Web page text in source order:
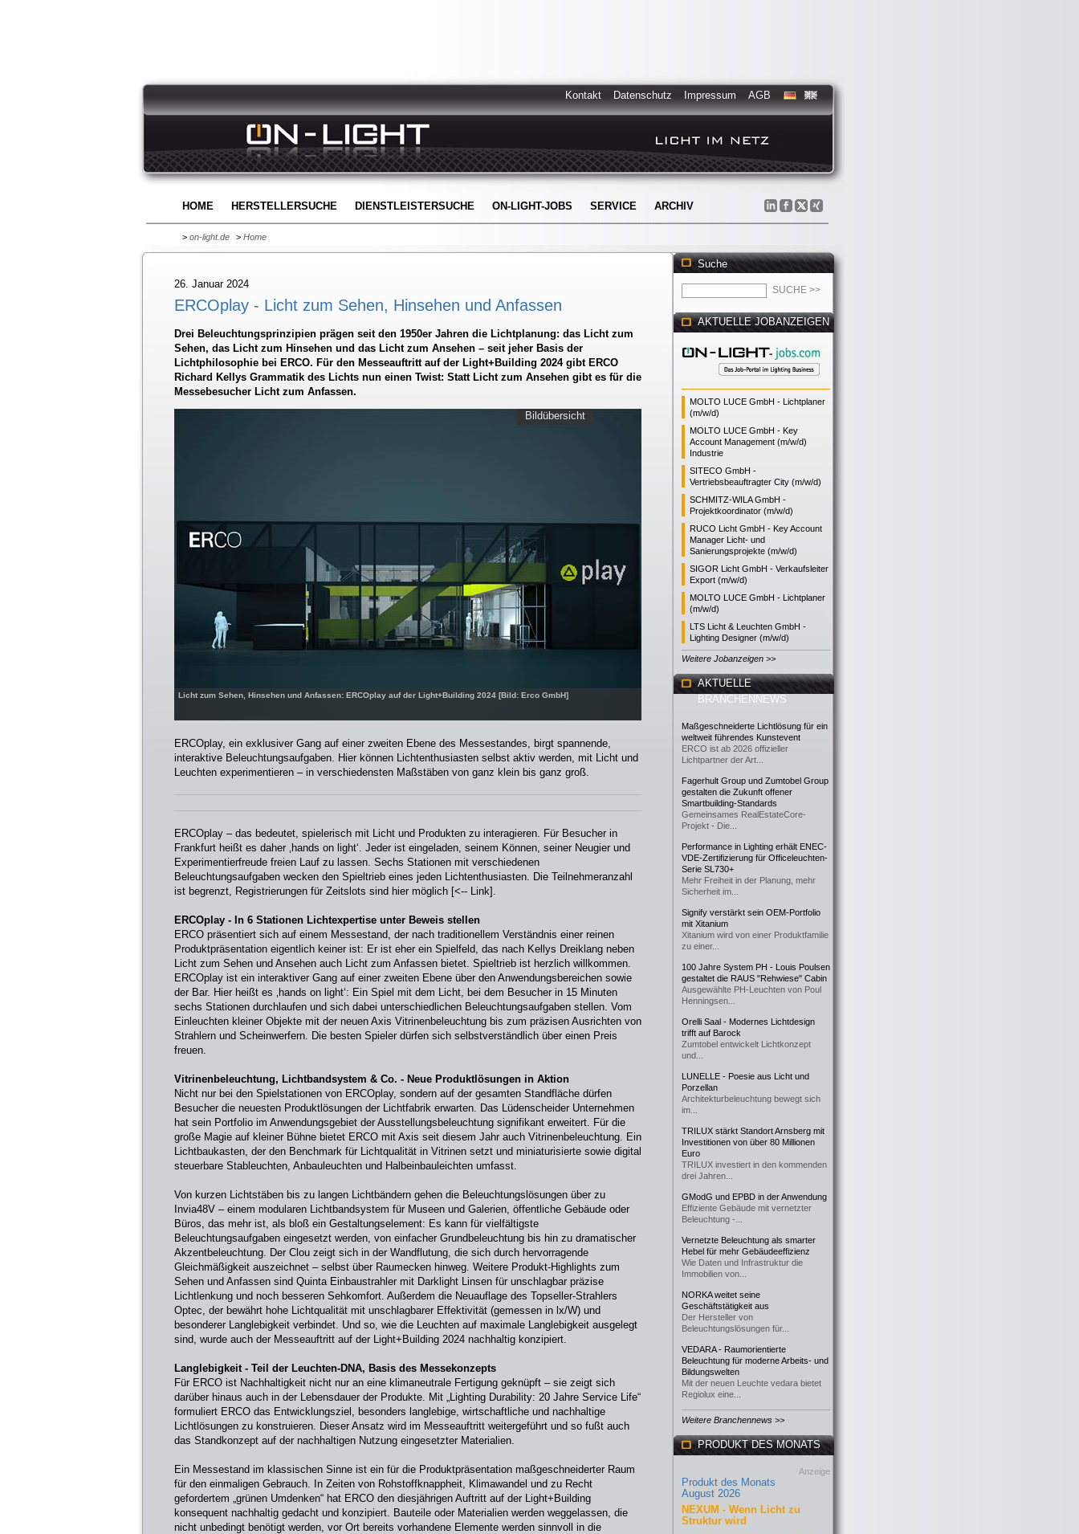
Kontakt Datenschutz Impressum AGB
HOME HERSTELLERSUCHE DIENSTLEISTERSUCHE ON-LIGHT-JOBS SERVICE ARCHIV
> on-light.de > Home
26. Januar 2024
ERCOplay - Licht zum Sehen, Hinsehen und Anfassen
Drei Beleuchtungsprinzipien prägen seit den 1950er Jahren die Lichtplanung: das Licht zum
Sehen, das Licht zum Hinsehen und das Licht zum Ansehen – seit jeher Basis der
Lichtphilosophie bei ERCO. Für den Messeauftritt auf der Light+Building 2024 gibt ERCO
Richard Kellys Grammatik des Lichts nun einen Twist: Statt Licht zum Ansehen gibt es für die
Messebesucher Licht zum Anfassen.
Licht zum Sehen, Hinsehen und Anfassen: ERCOplay auf der Light+Building 2024 [Bild: Erco GmbH]
Bildübersicht
ERCOplay, ein exklusiver Gang auf einer zweiten Ebene des Messestandes, birgt spannende,
interaktive Beleuchtungsaufgaben. Hier können Lichtenthusiasten selbst aktiv werden, mit Licht und
Leuchten experimentieren – in verschiedensten Maßstäben von ganz klein bis ganz groß.
ERCOplay – das bedeutet, spielerisch mit Licht und Produkten zu interagieren. Für Besucher in
Frankfurt heißt es daher ‚hands on light‘. Jeder ist eingeladen, seinem Können, seiner Neugier und
Experimentierfreude freien Lauf zu lassen. Sechs Stationen mit verschiedenen
Beleuchtungsaufgaben wecken den Spieltrieb eines jeden Lichtenthusiasten. Die Teilnehmeranzahl
ist begrenzt, Registrierungen für Zeitslots sind hier möglich [<-- Link].
ERCOplay - In 6 Stationen Lichtexpertise unter Beweis stellen
ERCO präsentiert sich auf einem Messestand, der nach traditionellem Verständnis einer reinen
Produktpräsentation eigentlich keiner ist: Er ist eher ein Spielfeld, das nach Kellys Dreiklang neben
Licht zum Sehen und Ansehen auch Licht zum Anfassen bietet. Spieltrieb ist herzlich willkommen.
ERCOplay ist ein interaktiver Gang auf einer zweiten Ebene über den Anwendungsbereichen sowie
der Bar. Hier heißt es ‚hands on light‘: Ein Spiel mit dem Licht, bei dem Besucher in 15 Minuten
sechs Stationen durchlaufen und sich dabei unterschiedlichen Beleuchtungsaufgaben stellen. Vom
Einleuchten kleiner Objekte mit der neuen Axis Vitrinenbeleuchtung bis zum präzisen Ausrichten von
Strahlern und Scheinwerfern. Die besten Spieler dürfen sich selbstverständlich über einen Preis
freuen.
Vitrinenbeleuchtung, Lichtbandsystem & Co. - Neue Produktlösungen in Aktion
Nicht nur bei den Spielstationen von ERCOplay, sondern auf der gesamten Standfläche dürfen
Besucher die neuesten Produktlösungen der Lichtfabrik erwarten. Das Lüdenscheider Unternehmen
hat sein Portfolio im Anwendungsgebiet der Ausstellungsbeleuchtung signifikant erweitert. Für die
große Magie auf kleiner Bühne bietet ERCO mit Axis seit diesem Jahr auch Vitrinenbeleuchtung. Ein
Lichtbaukasten, der den Benchmark für Lichtqualität in Vitrinen setzt und miniaturisierte sowie digital
steuerbare Stableuchten, Anbauleuchten und Halbeinbauleichten umfasst.
Von kurzen Lichtstäben bis zu langen Lichtbändern gehen die Beleuchtungslösungen über zu
Invia48V – einem modularen Lichtbandsystem für Museen und Galerien, öffentliche Gebäude oder
Büros, das mehr ist, als bloß ein Gestaltungselement: Es kann für vielfältigste
Beleuchtungsaufgaben eingesetzt werden, von einfacher Grundbeleuchtung bis hin zu dramatischer
Akzentbeleuchtung. Der Clou zeigt sich in der Wandflutung, die sich durch hervorragende
Gleichmäßigkeit auszeichnet – selbst über Raumecken hinweg. Weitere Produkt-Highlights zum
Sehen und Anfassen sind Quinta Einbaustrahler mit Darklight Linsen für unschlagbar präzise
Lichtlenkung und noch besseren Sehkomfort. Außerdem die Neuauflage des Topseller-Strahlers
Optec, der bewährt hohe Lichtqualität mit unschlagbarer Effektivität (gemessen in lx/W) und
besonderer Langlebigkeit verbindet. Und so, wie die Leuchten auf maximale Langlebigkeit ausgelegt
sind, wurde auch der Messeauftritt auf der Light+Building 2024 nachhaltig konzipiert.
Langlebigkeit - Teil der Leuchten-DNA, Basis des Messekonzepts
Für ERCO ist Nachhaltigkeit nicht nur an eine klimaneutrale Fertigung geknüpft – sie zeigt sich
darüber hinaus auch in der Lebensdauer der Produkte. Mit „Lighting Durability: 20 Jahre Service Life“
formuliert ERCO das Entwicklungsziel, besonders langlebige, wirtschaftliche und nachhaltige
Lichtlösungen zu konstruieren. Dieser Ansatz wird im Messeauftritt weitergeführt und so fußt auch
das Standkonzept auf der nachhaltigen Nutzung eingesetzter Materialien.
Ein Messestand im klassischen Sinne ist ein für die Produktpräsentation maßgeschneiderter Raum
für den einmaligen Gebrauch. In Zeiten von Rohstoffknappheit, Klimawandel und zu Recht
gefordertem „grünen Umdenken“ hat ERCO den diesjährigen Auftritt auf der Light+Building
konsequent nachhaltig gedacht und konzipiert. Bauteile oder Materialien werden weggelassen, die
nicht unbedingt benötigt werden, vor Ort bereits vorhandene Elemente werden sinnvoll in die
Suche
AKTUELLE JOBANZEIGEN
MOLTO LUCE GmbH - Lichtplaner
(m/w/d)
MOLTO LUCE GmbH - Key
Account Management (m/w/d)
Industrie
SITECO GmbH -
Vertriebsbeauftragter City (m/w/d)
SCHMITZ-WILA GmbH -
Projektkoordinator (m/w/d)
RUCO Licht GmbH - Key Account
Manager Licht- und
Sanierungsprojekte (m/w/d)
SIGOR Licht GmbH - Verkaufsleiter
Export (m/w/d)
MOLTO LUCE GmbH - Lichtplaner
(m/w/d)
LTS Licht & Leuchten GmbH -
Lighting Designer (m/w/d)
Weitere Jobanzeigen >>
AKTUELLE
BRANCHENNEWS
Maßgeschneiderte Lichtlösung für ein
weltweit führendes Kunstevent
ERCO ist ab 2026 offizieller
Lichtpartner der Art...
Fagerhult Group und Zumtobel Group
gestalten die Zukunft offener
Smartbuilding-Standards
Gemeinsames RealEstateCore-
Projekt - Die...
Performance in Lighting erhält ENEC-
VDE-Zertifizierung für Officeleuchten-
Serie SL730+
Mehr Freiheit in der Planung, mehr
Sicherheit im...
Signify verstärkt sein OEM-Portfolio
mit Xitanium
Xitanium wird von einer Produktfamilie
zu einer...
100 Jahre System PH - Louis Poulsen
gestaltet die RAUS "Rehwiese" Cabin
Ausgewählte PH-Leuchten von Poul
Henningsen...
Orelli Saal - Modernes Lichtdesign
trifft auf Barock
Zumtobel entwickelt Lichtkonzept
und...
LUNELLE - Poesie aus Licht und
Porzellan
Architekturbeleuchtung bewegt sich
im...
TRILUX stärkt Standort Arnsberg mit
Investitionen von über 80 Millionen
Euro
TRILUX investiert in den kommenden
drei Jahren...
GModG und EPBD in der Anwendung
Effiziente Gebäude mit vernetzter
Beleuchtung -...
Vernetzte Beleuchtung als smarter
Hebel für mehr Gebäudeeffizienz
Wie Daten und Infrastruktur die
Immobilien von...
NORKA weitet seine
Geschäftstätigkeit aus
Der Hersteller von
Beleuchtungslösungen für...
VEDARA - Raumorientierte
Beleuchtung für moderne Arbeits- und
Bildungswelten
Mit der neuen Leuchte vedara bietet
Regiolux eine...
Weitere Branchennews >>
PRODUKT DES MONATS
Anzeige
Produkt des Monats
August 2026
NEXUM - Wenn Licht zu
Struktur wird